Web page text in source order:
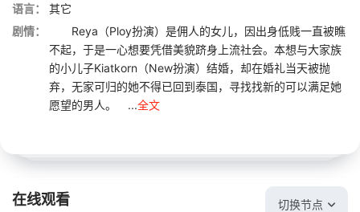
语言：
其它
剧情：
Reya（Ploy扮演）是佣人的女儿，因出身低贱一直被瞧
不起，于是一心想要凭借美貌跻身上流社会。本想与大家族
的小儿子Kiatkorn（New扮演）结婚，却在婚礼当天被抛
弃，无家可归的她不得已回到泰国，寻找找新的可以满足她
愿望的男人。 ...全文
在线观看 切换节点